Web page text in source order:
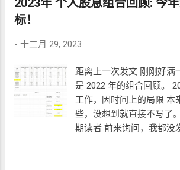
标！
- 十二月 29, 2023
距离上一次发文 刚刚好满
是 2022 年的组合回顾。
工作，因时间上的局限 本
些，没想到就直接不写了
期读者 前来询问，我都没
修复了，有兴趣回温 我